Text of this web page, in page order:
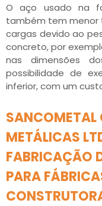
O aço usado na
também tem menor
cargas devido ao
concreto, por
nas dimensões
possibilidade de
inferior, com um
SANCOMETAL
METÁLICAS
FABRICAÇÃO
PARA